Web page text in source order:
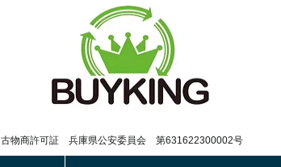
古物商許可証 兵庫県公安委員会 第631622300002号